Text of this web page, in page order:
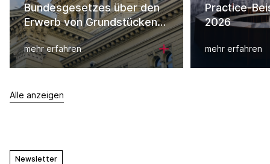
Bundesgesetzes über den
Erwerb von Grundstücken
durch Personen im Ausland
mehr erfahren
Practice-
2026
mehr erfahren
Alle anzeigen
Newsletter